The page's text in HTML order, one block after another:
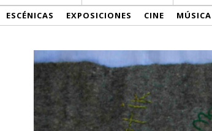
ESCÉNICAS EXPOSICIONES CINE MÚSICA